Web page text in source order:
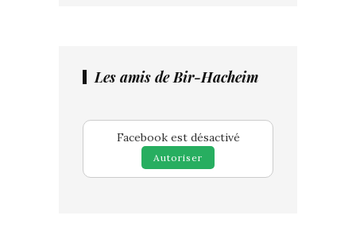
Les amis de Bir-Hacheim
Facebook est désactivé
Autoriser